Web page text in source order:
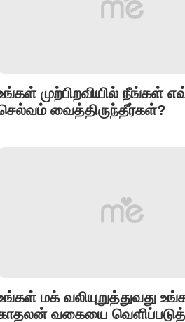
முற்பிறவியில் நீங்கள்
வைத்திருந்தீர்கள்?
மக் வலியுறுத்துவது
வகையை